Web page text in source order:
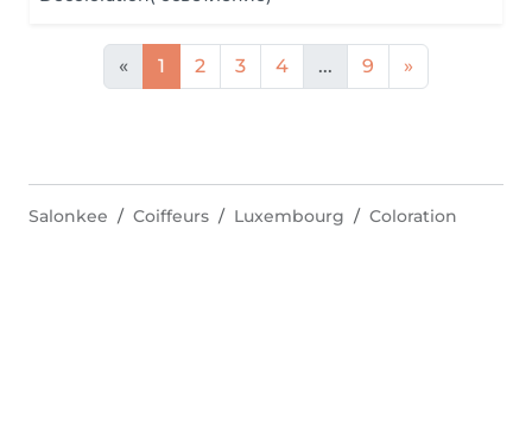
« 1 2 3 4 ... 9 »
Salonkee Coiffeurs Luxembourg Coloration